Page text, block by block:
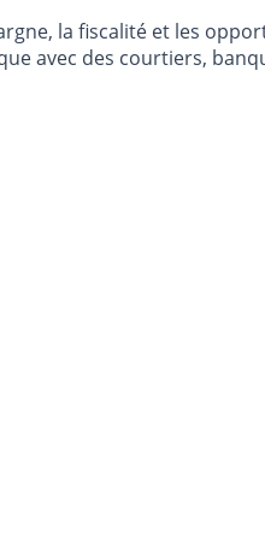
la fiscalité et les
avec des courtiers,